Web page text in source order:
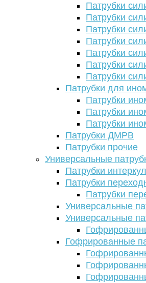
Патрубки
Патрубки
Патрубки
Патрубки
Патрубки
Патрубки
Патрубки
Патрубки для
Патрубки
Патрубки
Патрубки
Патрубки ДМРВ
Патрубки прочие
Универсальные
Патрубки
Патрубки
Патрубки
Универсальные
Универсальные
Гофрированные